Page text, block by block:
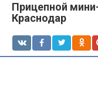
Прицепной
Краснодар